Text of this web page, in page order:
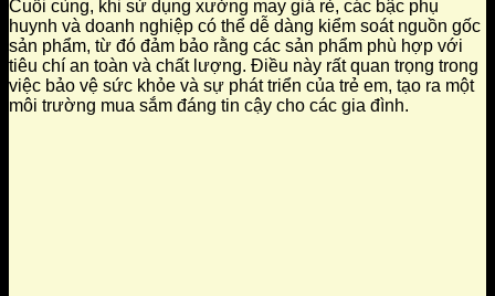
Cuối cùng, khi sử dụng xưởng may giá rẻ, các bậc phụ
huynh và doanh nghiệp có thể dễ dàng kiểm soát nguồn gốc
sản phẩm, từ đó đảm bảo rằng các sản phẩm phù hợp với
tiêu chí an toàn và chất lượng. Điều này rất quan trọng trong
việc bảo vệ sức khỏe và sự phát triển của trẻ em, tạo ra một
môi trường mua sắm đáng tin cậy cho các gia đình.